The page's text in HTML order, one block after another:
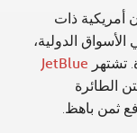
ذات
الدولية،
تشتهرJetBlue
الطائرة
ثمن باهظ.